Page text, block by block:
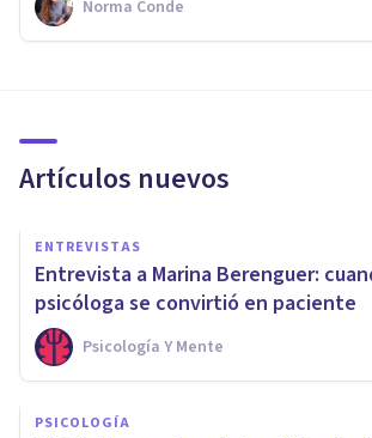
Norma Conde
Artículos nuevos
ENTREVISTAS
Entrevista a Marina Berenguer:
psicóloga se convirtió en paciente
Psicología Y Mente
PSICOLOGÍA